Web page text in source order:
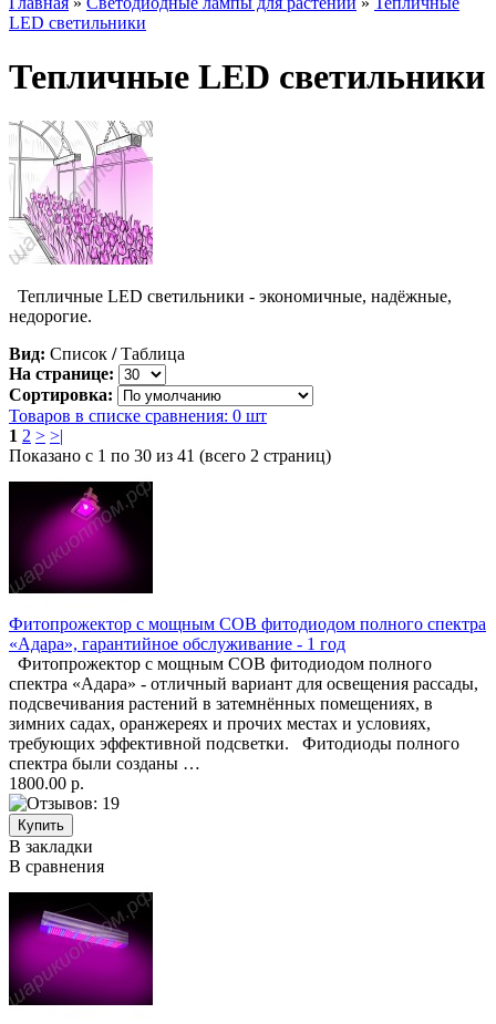
LED светильники
Тепличные LED светильники
Тепличные LED светильники - экономичные, надёжные,
недорогие.
Вид: Список / Таблица
На странице:
Сортировка:
Товаров в списке сравнения: 0 шт
1 2 > >|
Показано с 1 по 30 из 41 (всего 2 страниц)
Фитопрожектор с мощным COB фитодиодом полного спектра
«Адара», гарантийное обслуживание - 1 год
Фитопрожектор с мощным COB фитодиодом полного
спектра «Адара» - отличный вариант для освещения рассады,
подсвечивания растений в затемнённых помещениях, в
зимних садах, оранжереях и прочих местах и условиях,
требующих эффективной подсветки. Фитодиоды полного
спектра были созданы …
1800.00 р.
В закладки
В сравнения